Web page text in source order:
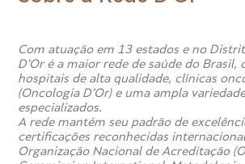
Com atuação em 13 estados e no
D’Or é a maior rede de saúde do Brasil,
hospitais de alta qualidade, clínicas
(Oncologia D’Or) e uma ampla
especializados.
A rede mantém seu padrão de
certificações reconhecidas
Organização Nacional de Acreditação